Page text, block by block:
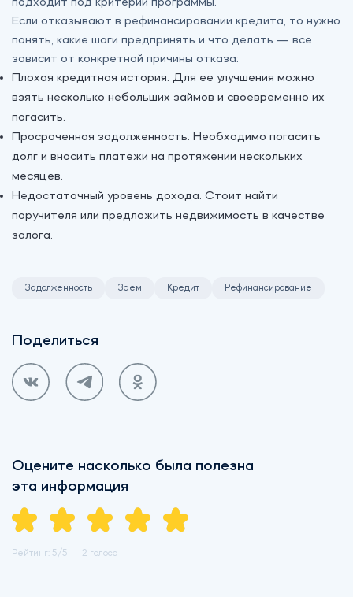
Поделиться
Если отказывают в рефинансировании кредита, то нужно
понять, какие шаги предпринять и что делать — все
зависит от конкретной причины отказа:
Плохая кредитная история. Для ее улучшения можно
взять несколько небольших займов и своевременно их
погасить.
Просроченная задолженность. Необходимо погасить
долг и вносить платежи на протяжении нескольких
месяцев.
Недостаточный уровень дохода. Стоит найти
поручителя или предложить недвижимость в качестве
залога.
Задолженность Заем Кредит Рефинансирование
Оцените насколько была полезна
эта информация
Рейтинг: 5/5 — 2 голоса